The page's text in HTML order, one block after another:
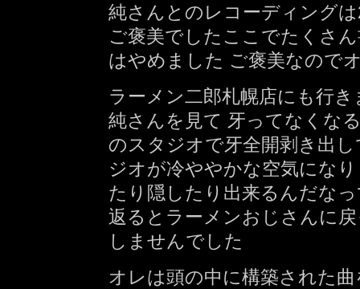
純さんとのレコーディング
ご褒美でしたここでたくさ
はやめました ご褒美なので
ラーメン二郎札幌店にも行
純さんを見て 牙ってなくな
のスタジオで牙全開剥き出
ジオが冷ややかな空気にな
たり隠したり出来るんだな
返るとラーメンおじさんに
しませんでした
オレは頭の中に構築された